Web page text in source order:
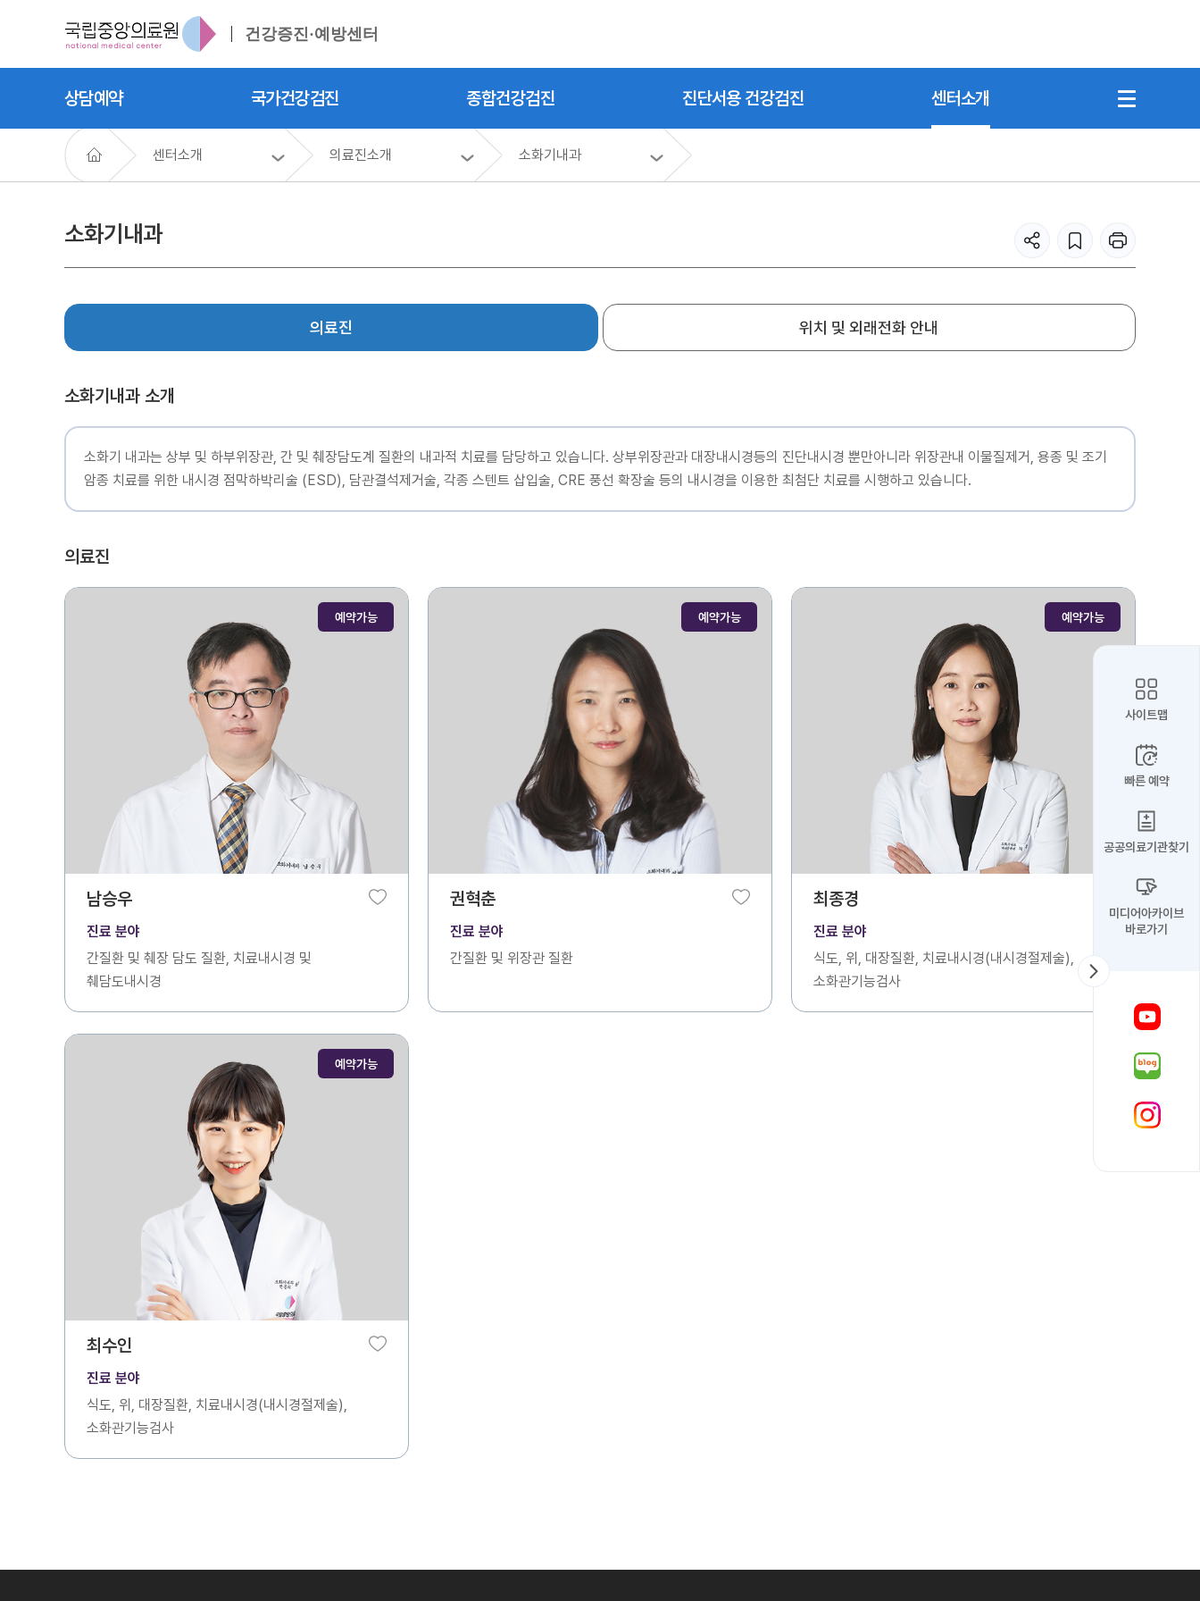
건강증진·예방센터
상담예약 국가건강검진 종합건강검진 진단서용 건강검진 센터소개
센터소개 의료진소개 소화기내과
소화기내과
의료진 위치 및 외래전화 안내
소화기내과 소개
소화기 내과는 상부 및 하부위장관, 간 및 췌장담도계 질환의 내과적 치료를 담당하고 있습니다. 상부위장관과 대장내시경등의 진단내시경 뿐만아니라 위장관내 이물질제거, 용종 및 조기
암종 치료를 위한 내시경 점막하박리술 (ESD), 담관결석제거술, 각종 스텐트 삽입술, CRE 풍선 확장술 등의 내시경을 이용한 최첨단 치료를 시행하고 있습니다.
의료진
예약가능
남승우
진료 분야
간질환 및 췌장 담도 질환, 치료내시경 및
췌담도내시경
예약가능
권혁춘
진료 분야
간질환 및 위장관 질환
예약가능
최종경
진료 분야
식도, 위, 대장질환, 치료내시경(내시경절제술),
소화관기능검사
예약가능
최수인
진료 분야
식도, 위, 대장질환, 치료내시경(내시경절제술),
소화관기능검사
사이트맵
빠른 예약
공공의료기관찾기
미디어아카이브
바로가기